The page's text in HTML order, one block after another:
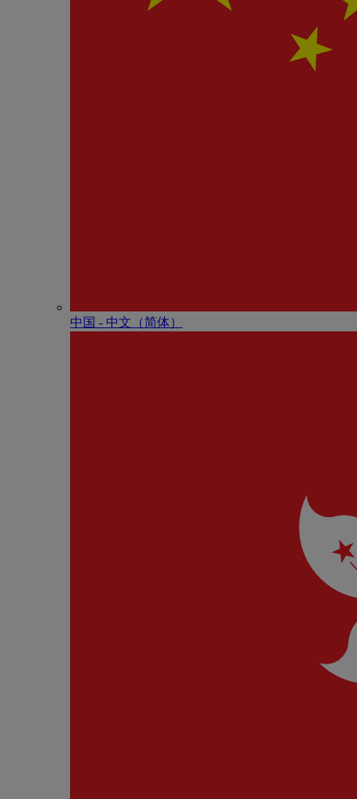
中国 - 中⽂（简体）